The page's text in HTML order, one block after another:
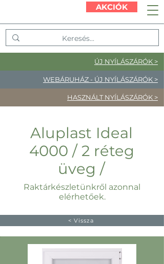
ÚJ NYÍLÁSZÁRÓK >
WEBÁRUHÁZ - ÚJ NYÍLÁSZÁRÓK >
HASZNÁLT NYÍLÁSZÁRÓK >
AKCIÓK
Aluplast Ideal
4000 / 2 réteg
üveg /
Raktárkészletünkről azonnal
elérhetőek.
< Vissza